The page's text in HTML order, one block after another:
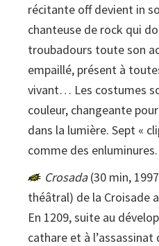
récitante off devient in
chanteuse de rock qui
troubadours toute son
empaillé, présent à
vivant… Les costumes
couleur, changeante
dans la lumière. Sept «
comme des enluminures.
Crosada(30 min,
théâtral) de la Croisade
En 1209, suite au
cathare et à